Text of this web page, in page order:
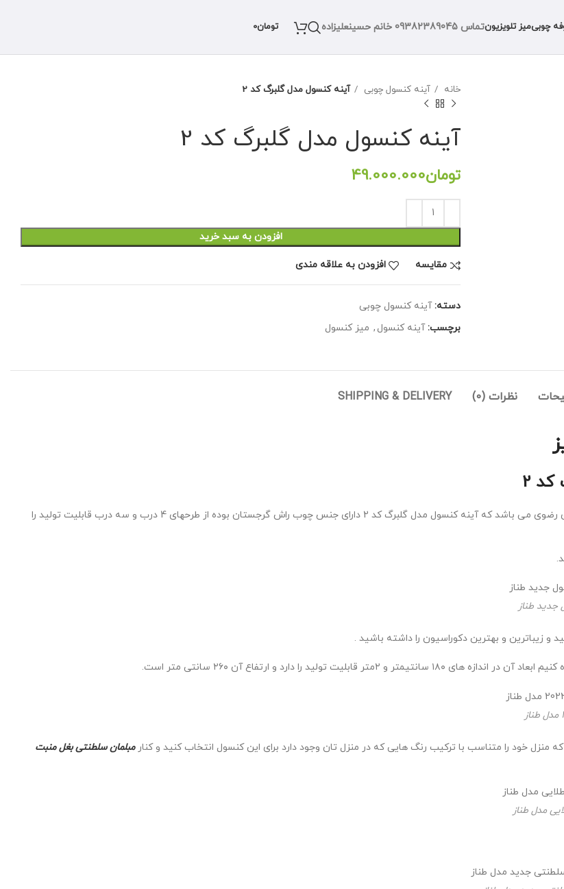
چوبیمیز تلویزیونتماس 09382389045 خانم حسینعلیزاده تومان0
خانه آینه کنسول چوبی آینه کنسول مدل گلبرگ کد 2
آینه کنسول مدل گلبرگ کد 2
تومان
افزودن به سبد خرید
مقايسه افزودن به علاقه مندی
دسته: آینه کنسول چوبی
برچسب: آینه کنسول , میز کنسول
نظرات (0) SHIPPING & DELIVERY
2
آینه کنسول مدل گلبرگ کد 2 یکی از محصولات بسیار زیبا و بسیار را با ظرافت تولیدی رضوی می باشد که آینه کنسول مدل گلبرگ کد 2 دارای جنس چوب راش گرجستان بوده از طرحهای 4 درب و سه درب قابلیت تولید را
طناز
و زیباترین و بهترین دکوراسیون را داشته باشید .
قابلیت تولید را دارد و ارتفاع آن ۲۶۰ سانتی متر است.
منزل خود را متناسب با ترکیب رنگ هایی که در منزل تان وجود دارد برای این کنسول انتخاب کنید و کنارمبلمان سلطنتی بغل منبت
مدل طناز